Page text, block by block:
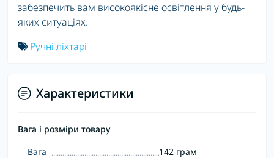
забезпечить вам високоякісне освітлення у будь-
яких ситуаціях.
Ручні ліхтарі
Характеристики
Вага і розміри товару
Вага
142 грам